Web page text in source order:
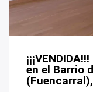
en el Barrio